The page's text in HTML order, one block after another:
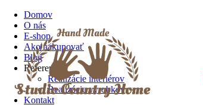
Domov
O nás
E-shop
Ako nakupovať
Blog
Referencie
Realizácie interiérov
Realizácie výrobkov
Kontakt